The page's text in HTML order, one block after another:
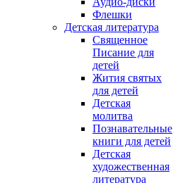
Флешки
Детская литература
Священное
Писание для
детей
Жития святых
для детей
Детская
молитва
Познавательные
книги для детей
Детская
художественная
литература